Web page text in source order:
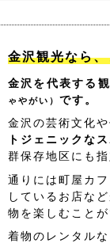
金沢観光なら
金沢を代表する
ゃやがい） です。
金沢の芸術文化
トジェニックな
群保存地区にも
通りには町屋カ
しているお店な
物を楽しむことが
着物のレンタル